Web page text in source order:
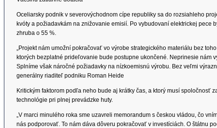
Oceliarsky podnik v severovýchodnom cípe republiky sa do rozsiahleho
kvóty a požiadavkám na znižovanie emisií. Po vybudovaní elektrickej pece
zhruba o 55 %.
„Projekt nám umožní pokračovať vo výrobe strategického materiálu bez
ktorých bezplatné prideľovanie bude postupne ukončené. Neprinesie nám
Splníme však náročné požiadavky na nízkoemisnú výrobu. Bez veľmi
generálny riaditeľ podniku Roman Heide
Kritickým faktorom podľa neho bude aj krátky čas, a ktorý musí spoločnosť
technológie pri plnej prevádzke huty.
„V marci minulého roka sme uzavreli memorandum s českou vládou, čo
nás podporovať. To nám dáva dôveru pokračovať v investíciách. O štátnu